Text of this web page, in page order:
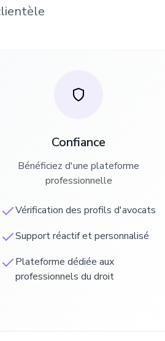
Confiance
Bénéficiez d'une plateforme
professionnelle
Vérification des profils d'avocats
Support réactif et personnalisé
Plateforme dédiée aux
professionnels du droit